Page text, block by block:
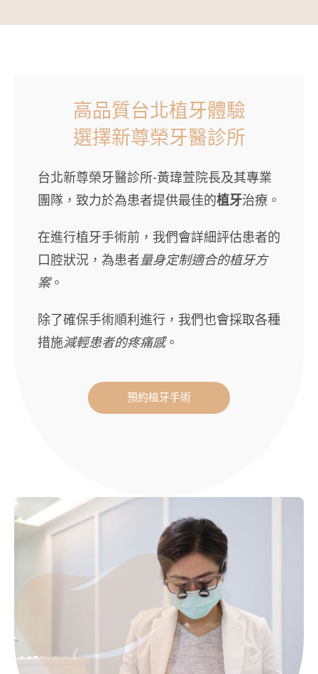
高品質台北植牙體驗
選擇新尊榮牙醫診所
台北新尊榮牙醫診所-黃瑋萱院長及其專業
團隊，致力於為患者提供最佳的植牙治療。
在進行植牙手術前，我們會詳細評估患者的
口腔狀況，為患者量身定制適合的植牙方
案。
除了確保手術順利進行，我們也會採取各種
措施減輕患者的疼痛感。
預約植牙手術